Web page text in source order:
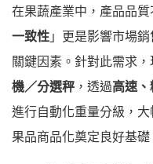
在果蔬產業中，產品品
一致性 」更是影響市場
關鍵因素。針對此需求
機／分選秤 ，透過高速
進行自動化重量分級，
果品商品化奠定良好基礎